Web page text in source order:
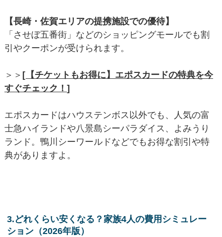
【長崎・佐賀エリアの提携施設での優待】
「させぼ五番街」などのショッピングモールでも割
引やクーポンが受けられます。
＞＞ [ 【チケットもお得に】エポスカードの特典を今
すぐチェック！ ]
エポスカードはハウステンボス以外でも、人気の富
士急ハイランドや八景島シーパラダイス、よみうり
ランド。鴨川シーワールドなどでもお得な割引や特
典がありますよ。
3.どれくらい安くなる？家族4人の費用シミュレー
ション（2026年版）